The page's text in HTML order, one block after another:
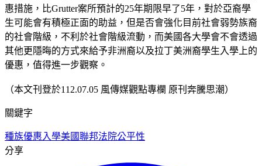
惠措施，比Grutter案所預計的25年期限早了5年，對於亞裔學
生可能會有積極正面的助益，但是否會強化目前社會弱勢族裔
的社會階級，不利於社會階級流動，而美國各大學會不會透過
其他更隱晦的方式來給予非洲裔以及拉丁美洲裔學生入學上的
優惠，值得進一步觀察。
（本文刊登於112.07.05 風傳媒觀點專欄 原刊奔騰思潮）
關鍵字
種族優惠入學美國聯邦法院公平性
分享